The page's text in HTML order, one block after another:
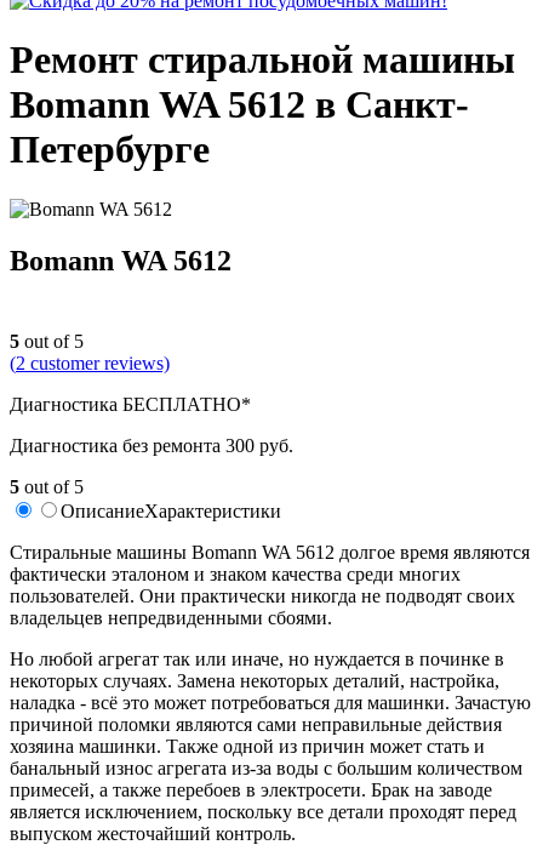
Ремонт стиральной машины
Bomann WA 5612 в Санкт-
Петербурге
Bomann WA 5612
5 out of 5
(2 customer reviews)
Диагностика БЕСПЛАТНО*
Диагностика без ремонта 300 руб.
5 out of 5
ОписаниеХарактеристики
Стиральные машины Bomann WA 5612 долгое время являются
фактически эталоном и знаком качества среди многих
пользователей. Они практически никогда не подводят своих
владельцев непредвиденными сбоями.
Но любой агрегат так или иначе, но нуждается в починке в
некоторых случаях. Замена некоторых деталий, настройка,
наладка - всё это может потребоваться для машинки. Зачастую
причиной поломки являются сами неправильные действия
хозяина машинки. Также одной из причин может стать и
банальный износ агрегата из-за воды с большим количеством
примесей, а также перебоев в электросети. Брак на заводе
является исключением, поскольку все детали проходят перед
выпуском жесточайший контроль.